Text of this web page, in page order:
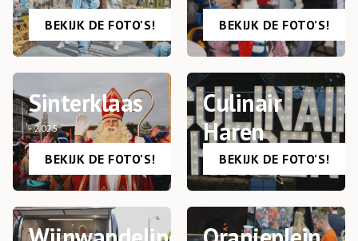
BEKIJK DE FOTO’S! BEKIJK DE FOTO’S!
Sinterklaas
- 2025
BEKIJK DE FOTO’S!
Culinair
Haren
- 2025BEKIJK DE FOTO’S!